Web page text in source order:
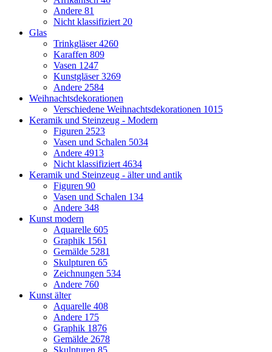
Andere 81
Nicht klassifiziert 20
Glas
Trinkgläser4260
Karaffen 809
Vasen 1247
Kunstgläser3269
Andere 2584
Weihnachtsdekorationen
Verschiedene Weihnachtsdekorationen 1015
Keramik und Steinzeug - Modern
Figuren 2523
Vasen und Schalen 5034
Andere 4913
Nicht klassifiziert 4634
Keramik und Steinzeug - älter und antik
Figuren 90
Vasen und Schalen 134
Andere 348
Kunst modern
Aquarelle 605
Graphik 1561
Gemälde 5281
Skulpturen 65
Zeichnungen 534
Andere 760
Kunst älter
Aquarelle 408
Andere 175
Graphik 1876
Gemälde 2678
Skulpturen 85